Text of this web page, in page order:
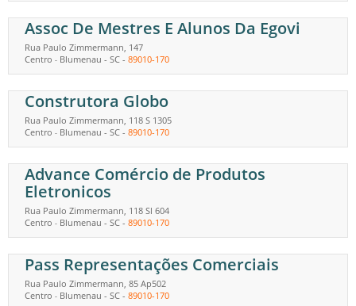
Assoc De Mestres E Alunos Da Egovi
Rua Paulo Zimmermann, 147
Centro - Blumenau - SC - 89010-170
Construtora Globo
Rua Paulo Zimmermann, 118 S 1305
Centro - Blumenau - SC - 89010-170
Advance Comércio de Produtos
Eletronicos
Rua Paulo Zimmermann, 118 Sl 604
Centro - Blumenau - SC - 89010-170
Pass Representações Comerciais
Rua Paulo Zimmermann, 85 Ap502
Centro - Blumenau - SC - 89010-170